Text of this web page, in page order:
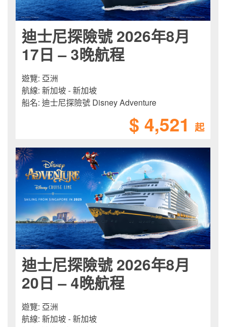
迪士尼探險號 2026年8月
17日 – 3晚航程
遊覽: 亞洲
航線: 新加坡 - 新加坡
船名: 迪士尼探險號 Disney Adventure
$ 4,521 起
迪士尼探險號 2026年8月
20日 – 4晚航程
遊覽: 亞洲
航線: 新加坡 - 新加坡